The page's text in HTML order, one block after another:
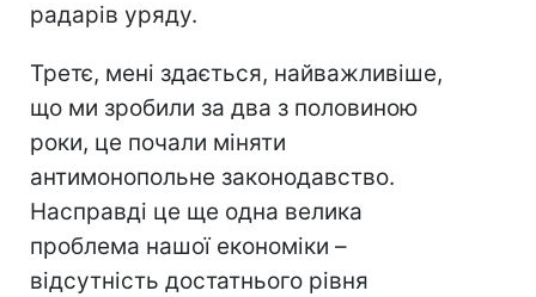
радарів уряду.
Третє, мені здається, найважливіше,
що ми зробили за два з половиною
роки, це почали міняти
антимонопольне законодавство.
Насправді це ще одна велика
проблема нашої економіки –
відсутність достатнього рівня